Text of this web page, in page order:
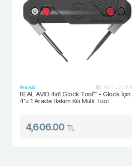
Real Avid AVGLOCK41
REAL AVID 4in1 Glock Tool™ - Glock İçin
4'ü 1 Arada Bakım Kiti Multi Tool
4,606.00TL